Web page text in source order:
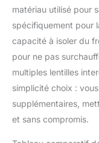
matériau utilisé pour
spécifiquement pour
capacité à isoler du
pour ne pas
multiples lentilles
simplicité choix :
supplémentaires,
et sans compromis.